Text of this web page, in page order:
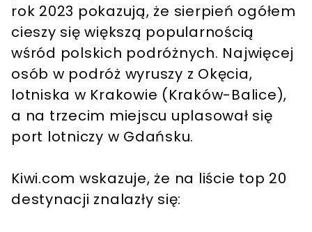
rok 2023 pokazują, że sierpień ogółem
cieszy się większą popularnością
wśród polskich podróżnych. Najwięcej
osób w podróż wyruszy z Okęcia,
lotniska w Krakowie (Kraków-Balice),
a na trzecim miejscu uplasował się
port lotniczy w Gdańsku.
Kiwi.com wskazuje, że na liście top 20
destynacji znalazły się: